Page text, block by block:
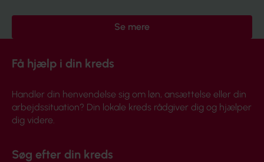
Se mere
Få hjælp i din kreds
Handler din henvendelse sig om løn, ansættelse eller din
arbejdssituation? Din lokale kreds rådgiver dig og hjælper
dig videre.
Søg efter din kreds